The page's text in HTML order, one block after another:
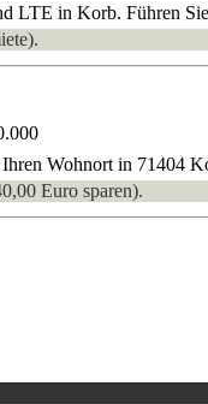
LTE in Korb. Führen
Wohnort in
Euro sparen).